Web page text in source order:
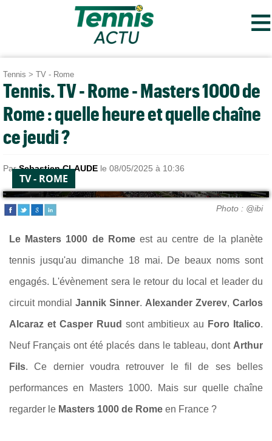
≡
Tennis > TV - Rome
Tennis. TV - Rome - Masters 1000 de
Rome : quelle heure et quelle chaîne
ce jeudi ?
ParSebastien CLAUDE le 08/05/2025 à 10:36
TV - ROME
Photo : @ibi
Le Masters 1000 de Romeest au centre de la planète
tennis jusqu'au dimanche 18 mai. De beaux noms sont
engagés. L'évènement sera le retour du local et leader du
circuit mondial Jannik Sinner. Alexander Zverev, Carlos
Alcaraz et Casper Ruud sont ambitieux au Foro Italico.
Neuf Français ont été placés dans le tableau, dont Arthur
Fils. Ce dernier voudra retrouver le fil de ses belles
performances en Masters 1000. Mais sur quelle chaîne
regarder le Masters 1000 de Rome en France ?